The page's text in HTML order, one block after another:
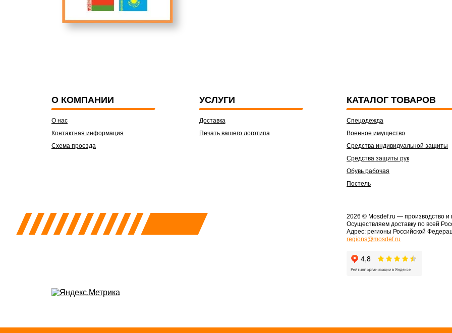
О КОМПАНИИ
О нас
Контактная информация
Схема проезда
УСЛУГИ
Доставка
Печать вашего логотипа
КАТАЛОГ ТОВАРОВ
Спецодежда
Военное имущество
Средства индивидуальной защиты
Средства защиты рук
Обувь рабочая
Постель
2026 © Mosdef.ru — производство
Осуществляем доставку по всей
Адрес: регионы Российской
regions@mosdef.ru